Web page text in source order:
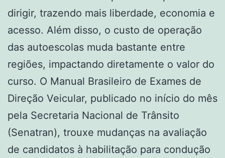
dirigir, trazendo mais liberdade, economia e
acesso. Além disso, o custo de operação
das autoescolas muda bastante entre
regiões, impactando diretamente o valor do
curso. O Manual Brasileiro de Exames de
Direção Veicular, publicado no início do mês
pela Secretaria Nacional de Trânsito
(Senatran), trouxe mudanças na avaliação
de candidatos à habilitação para condução